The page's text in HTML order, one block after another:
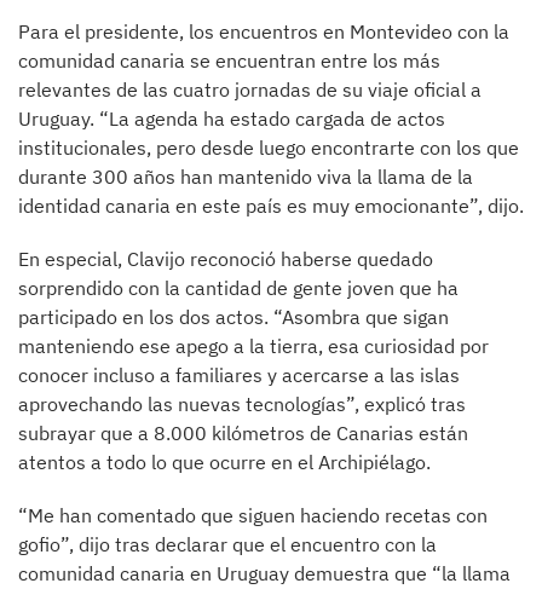
Para el presidente, los encuentros en Montevideo con la
comunidad canaria se encuentran entre los más
relevantes de las cuatro jornadas de su viaje oficial a
Uruguay. “La agenda ha estado cargada de actos
institucionales, pero desde luego encontrarte con los que
durante 300 años han mantenido viva la llama de la
identidad canaria en este país es muy emocionante”, dijo.
En especial, Clavijo reconoció haberse quedado
sorprendido con la cantidad de gente joven que ha
participado en los dos actos. “Asombra que sigan
manteniendo ese apego a la tierra, esa curiosidad por
conocer incluso a familiares y acercarse a las islas
aprovechando las nuevas tecnologías”, explicó tras
subrayar que a 8.000 kilómetros de Canarias están
atentos a todo lo que ocurre en el Archipiélago.
“Me han comentado que siguen haciendo recetas con
gofio”, dijo tras declarar que el encuentro con la
comunidad canaria en Uruguay demuestra que “la llama